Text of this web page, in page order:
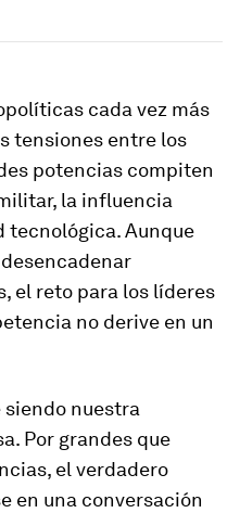
cada vez más
tensiones entre los
potencias compiten
la influencia
tecnológica. Aunque
el reto para los líderes
no derive en un
siendo nuestra
Por grandes que
el verdadero
en una conversación